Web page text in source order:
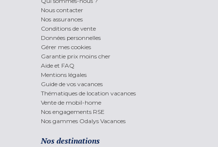
Nous contacter
Nos assurances
Conditions de vente
Données personnelles
Gérer mes cookies
Garantie prix moins cher
Aide et FAQ
Mentions légales
Guide de vos vacances
Thématiques de location vacances
Vente de mobil-home
Nos engagements RSE
Nos gammes Odalys Vacances
Nos destinations